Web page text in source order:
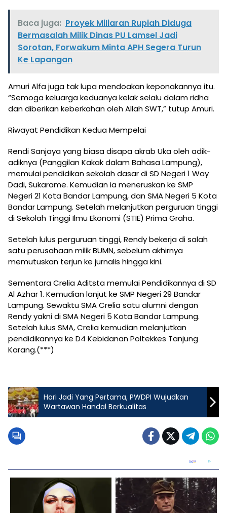
Baca juga: Proyek Miliaran Rupiah Diduga
Bermasalah Milik Dinas PU Lamsel Jadi
Sorotan, Forwakum Minta APH Segera Turun
Ke Lapangan
Amuri Alfa juga tak lupa mendoakan keponakannya itu.
“Semoga keluarga keduanya kelak selalu dalam ridha
dan diberikan keberkahan oleh Allah SWT,” tutup Amuri.
Riwayat Pendidikan Kedua Mempelai
Rendi Sanjaya yang biasa disapa akrab Uka oleh adik-
adiknya (Panggilan Kakak dalam Bahasa Lampung),
memulai pendidikan sekolah dasar di SD Negeri 1 Way
Dadi, Sukarame. Kemudian ia meneruskan ke SMP
Negeri 21 Kota Bandar Lampung, dan SMA Negeri 5 Kota
Bandar Lampung. Setelah melanjutkan perguruan tinggi
di Sekolah Tinggi Ilmu Ekonomi (STIE) Prima Graha.
Setelah lulus perguruan tinggi, Rendy bekerja di salah
satu perusahaan milik BUMN, sebelum akhirnya
memutuskan terjun ke jurnalis hingga kini.
Sementara Crelia Aditsta memulai Pendidikannya di SD
Al Azhar 1. Kemudian lanjut ke SMP Negeri 29 Bandar
Lampung. Sewaktu SMA Crelia satu alumni dengan
Rendy yakni di SMA Negeri 5 Kota Bandar Lampung.
Setelah lulus SMA, Crelia kemudian melanjutkan
pendidikannya ke D4 Kebidanan Poltekkes Tanjung
Karang.(***)
Hari Jadi Yang Pertama, PWDPI Wujudkan
Wartawan Handal Berkualitas